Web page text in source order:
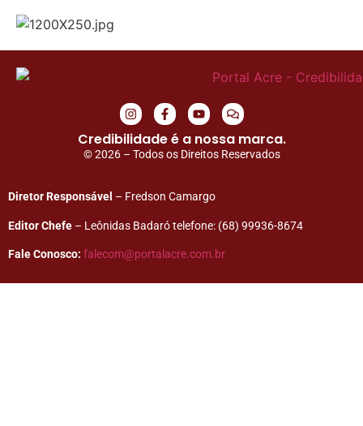
Credibilidade é a nossa marca.
© 2026 – Todos os Direitos Reservados
Diretor Responsável – Fredson Camargo
Editor Chefe – Leônidas Badaró telefone: (68) 99936-8674
Fale Conosco: falecom@portalacre.com.br